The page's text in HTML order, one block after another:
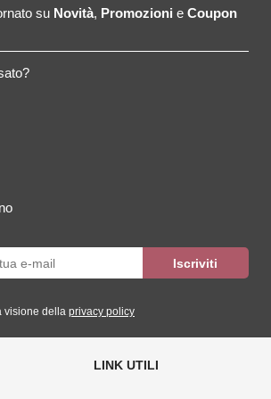
su Novità, Promozioni e Coupon
visione della privacy policy